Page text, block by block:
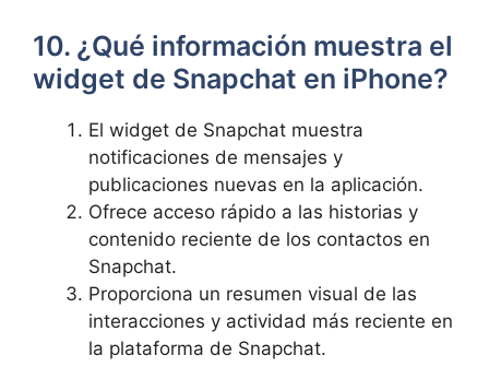
10. ¿Qué información muestra el
⁢widget de Snapchat en​ iPhone?
El widget de Snapchat muestra
notificaciones de mensajes y‌
publicaciones ‌nuevas en la aplicación.
Ofrece acceso rápido a las ‍historias y
‍contenido reciente de los⁣ contactos ⁢en
⁢Snapchat.
Proporciona un ‌resumen⁤ visual de las
interacciones y actividad más reciente en
la plataforma de ⁤Snapchat.